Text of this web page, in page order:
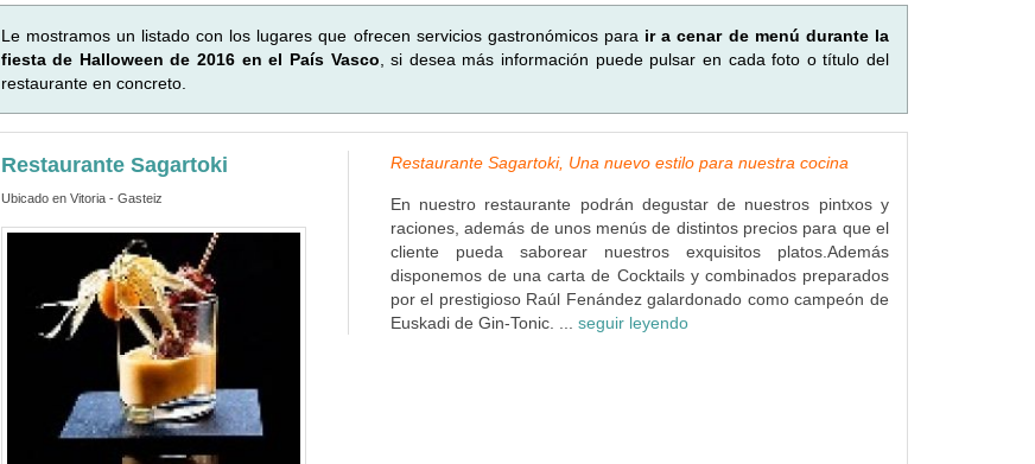
Le mostramos un listado con los lugares que ofrecen servicios gastronómicos para ir a cenar de menú durante la
fiesta de Halloween de 2016 en el País Vasco , si desea más información puede pulsar en cada foto o título del
restaurante en concreto.
Restaurante Sagartoki
Ubicado en Vitoria - Gasteiz
Restaurante Sagartoki, Una nuevo estilo para nuestra cocina
En nuestro restaurante podrán degustar de nuestros pintxos y
raciones, además de unos menús de distintos precios para que el
cliente pueda saborear nuestros exquisitos platos.Además
disponemos de una carta de Cocktails y combinados preparados
por el prestigioso Raúl Fenández galardonado como campeón de
Euskadi de Gin-Tonic. ... seguir leyendo